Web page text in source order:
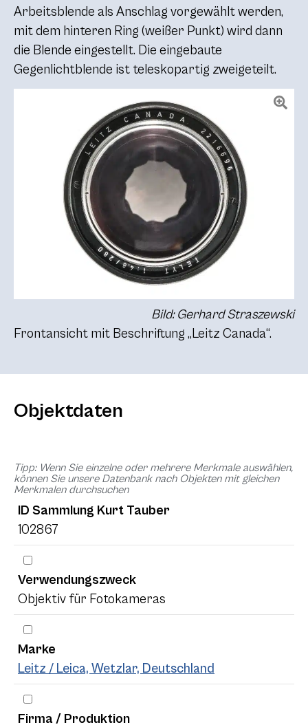
Arbeitsblende als Anschlag vorgewählt werden,
mit dem hinteren Ring (weißer Punkt) wird dann
die Blende eingestellt. Die eingebaute
Gegenlichtblende ist teleskopartig zweigeteilt.
Bild: Gerhard Straszewski
Frontansicht mit Beschriftung „Leitz Canada“.
Objektdaten
Tipp: Wenn Sie einzelne oder mehrere Merkmale auswählen,
können Sie unsere Datenbank nach Objekten mit gleichen
Merkmalen durchsuchen
ID Sammlung Kurt Tauber
102867
Verwendungszweck
Objektiv für Fotokameras
Marke
Leitz / Leica, Wetzlar, Deutschland
Firma / Produktion